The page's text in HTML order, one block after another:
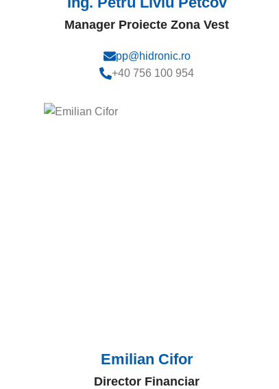
Manager Proiecte Zona Vest
pp@hidronic.ro
+40 756 100 954
Emilian Cifor
Director Financiar